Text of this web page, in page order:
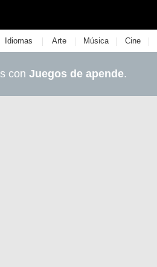
Idiomas | Arte | Música | Cine |
con Juegos de apende.